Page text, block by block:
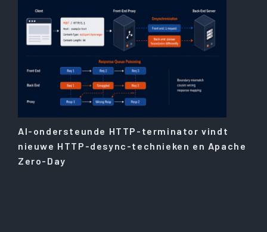
AI-ondersteunde HTTP-terminator vindt
nieuwe HTTP-desync-technieken en Apache
Zero-Day